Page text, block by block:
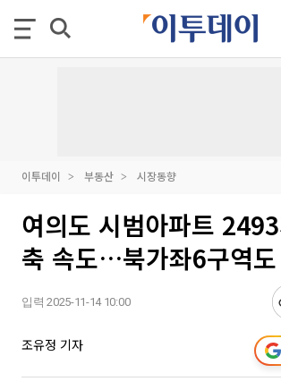
이투데이 부동산 시장동향
여의도 시범아파트
축 속도…북가좌6구역
입력 2025-11-14 10:00
조유정 기자